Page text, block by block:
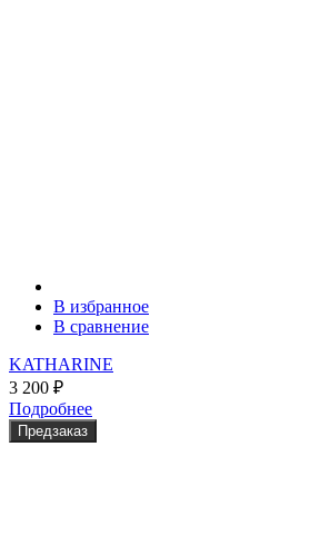
В избранное
В сравнение
KATHARINE
3 200 ₽
Подробнее
Предзаказ